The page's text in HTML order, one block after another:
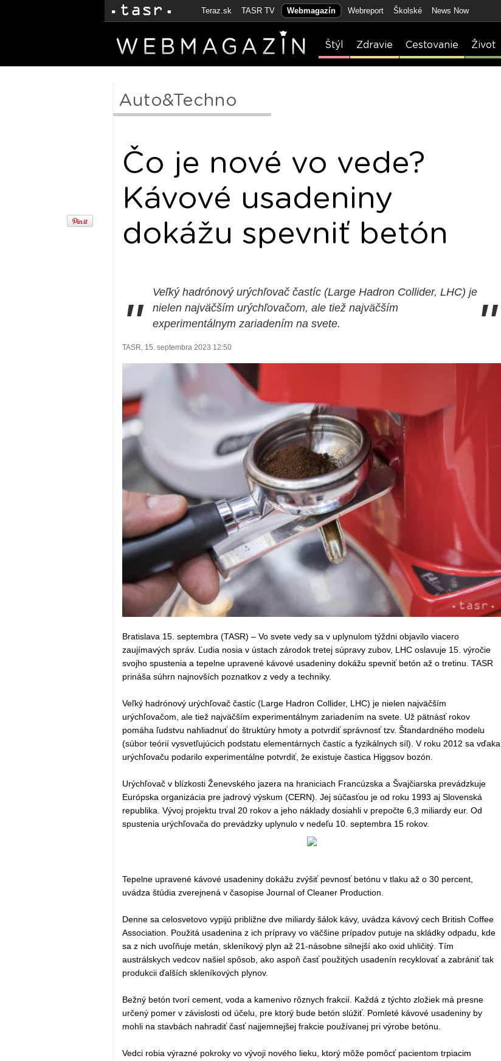
Teraz.sk TASR TV Webmagazín Webreport Školské News Now
Štýl Zdravie Cestovanie Život
Auto&Techno
Čo je nové vo vede?
Kávové usadeniny
dokážu spevniť betón
"
Veľký hadrónový urýchľovač častíc (Large Hadron Collider, LHC) je
nielen najväčším urýchľovačom, ale tiež najväčším
experimentálnym zariadením na svete.
"
TASR, 15. septembra 2023 12:50
Bratislava 15. septembra (TASR) – Vo svete vedy sa v uplynulom týždni objavilo viacero
zaujímavých správ. Ľudia nosia v ústach zárodok tretej súpravy zubov, LHC oslavuje 15. výročie
svojho spustenia a tepelne upravené kávové usadeniny dokážu spevniť betón až o tretinu. TASR
prináša súhrn najnovších poznatkov z vedy a techniky.
Veľký hadrónový urýchľovač častíc (Large Hadron Collider, LHC) je nielen najväčším
urýchľovačom, ale tiež najväčším experimentálnym zariadením na svete. Už pätnásť rokov
pomáha ľudstvu nahliadnuť do štruktúry hmoty a potvrdiť správnosť tzv. Štandardného modelu
(súbor teórií vysvetľujúcich podstatu elementárnych častíc a fyzikálnych síl). V roku 2012 sa vďaka
urýchľovaču podarilo experimentálne potvrdiť, že existuje častica Higgsov bozón.
Urýchľovač v blízkosti Ženevského jazera na hraniciach Francúzska a Švajčiarska prevádzkuje
Európska organizácia pre jadrový výskum (CERN). Jej súčasťou je od roku 1993 aj Slovenská
republika. Vývoj projektu trval 20 rokov a jeho náklady dosiahli v prepočte 6,3 miliardy eur. Od
spustenia urýchľovača do prevádzky uplynulo v nedeľu 10. septembra 15 rokov.
Tepelne upravené kávové usadeniny dokážu zvýšiť pevnosť betónu v tlaku až o 30 percent,
uvádza štúdia zverejnená v časopise Journal of Cleaner Production.
Denne sa celosvetovo vypijú približne dve miliardy šálok kávy, uvádza kávový cech British Coffee
Association. Použitá usadenina z ich prípravy vo väčšine prípadov putuje na skládky odpadu, kde
sa z nich uvoľňuje metán, skleníkový plyn až 21-násobne silnejší ako oxid uhličitý. Tím
austrálskych vedcov našiel spôsob, ako aspoň časť použitých usadenín recyklovať a zabrániť tak
produkcii ďalších skleníkových plynov.
Bežný betón tvorí cement, voda a kamenivo rôznych frakcií. Každá z týchto zložiek má presne
určený pomer v závislosti od účelu, pre ktorý bude betón slúžiť. Pomleté kávové usadeniny by
mohli na stavbách nahradiť časť najjemnejšej frakcie používanej pri výrobe betónu.
Vedci robia výrazné pokroky vo vývoji nového lieku, ktorý môže pomôcť pacientom trpiacim